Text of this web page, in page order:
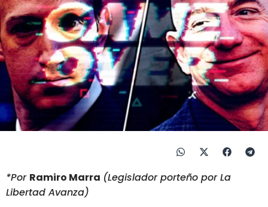
*Por Ramiro Marra (Legislador porteño por La
Libertad Avanza)